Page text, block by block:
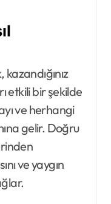
etkili bir şekilde
ve herhangi
gelir. Doğru
ve yaygın